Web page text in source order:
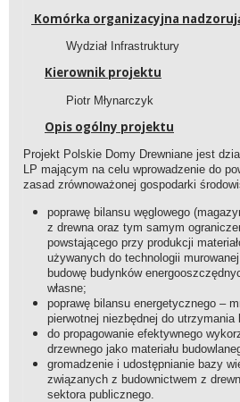
Komórka organizacyjna
Wydział Infrastruktury
Kierownik projektu
Piotr Młynarczyk
Opis ogólny projektu
Projekt Polskie Domy Drewniane jest
LP mającym na celu wprowadzenie do
zasad zrównoważonej gospodarki
poprawę bilansu węglowego
z drewna oraz tym samym
powstającego przy produkcji
używanych do technologii
budowę budynków
własne;
poprawę bilansu energetycznego –
pierwotnej niezbędnej do utrzymania
do propagowanie efektywnego
drzewnego jako materiału
gromadzenie i udostępnianie bazy
związanych z budownictwem z
sektora publicznego.